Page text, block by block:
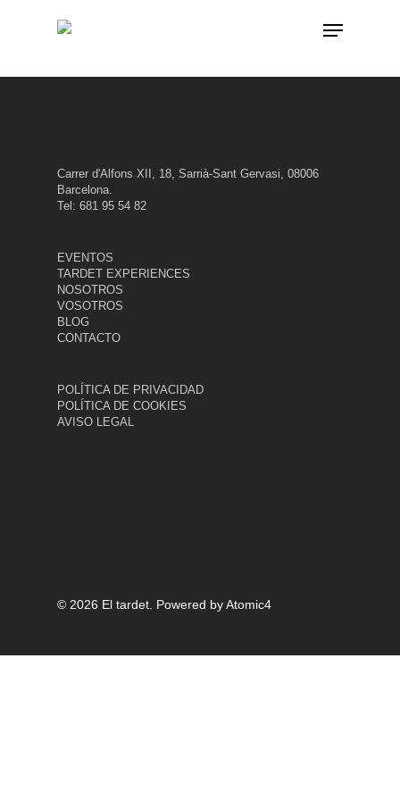
Menu
Carrer d'Alfons XII, 18, Sarrià-Sant Gervasi, 08006
Barcelona.
Tel: 681 95 54 82
EVENTOS
TARDET EXPERIENCES
NOSOTROS
VOSOTROS
BLOG
CONTACTO
POLÍTICA DE PRIVACIDAD
POLÍTICA DE COOKIES
AVISO LEGAL
© 2026 El tardet. Powered byAtomic4